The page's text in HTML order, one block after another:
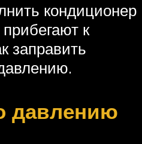
кондиционер
к
заправить
давлению